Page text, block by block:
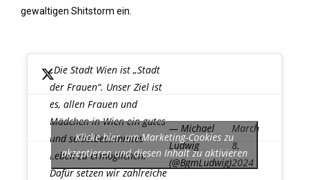
gewaltigen Shitstorm ein.
„Die Stadt Wien ist „Stadt
der Frauen“. Unser Ziel ist
es, allen Frauen und
Mädchen in Wien ein gutes
und selbstbestimmtes
Leben zu ermöglichen.
Dafür setzen wir zahlreiche
— Michael
Ludwig
(@BgmLudwig)
March
8,
2024
Klicke hier, um Marketing-Cookies zu
akzeptieren und diesen Inhalt zu aktivieren